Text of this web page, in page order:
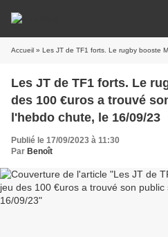
Accueil » Les JT de TF1 forts. Le rugby booste M6. Le jeu des 100
Les JT de TF1 forts. Le
des 100 €uros a trouvé
l'hebdo chute, le 16/09/23
Publié le 17/09/2023 à 11:30
Par Benoît